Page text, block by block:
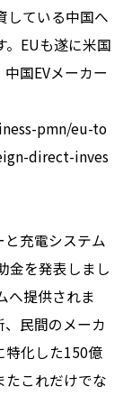
している中国へ
EUも遂に米国
国EVメーカー
pmn/eu-to
direct-inves
と充電システム
金を発表しまし
へ提供されま
民間のメーカ
特化した150億
たこれだけでな